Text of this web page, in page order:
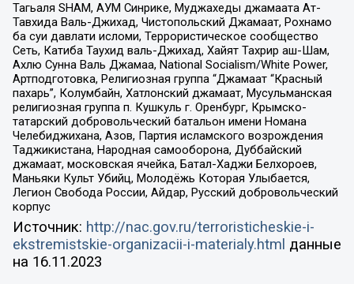
Тагьаля SHAM, АУМ Синрике, Муджахеды джамаата Ат-
Тавхида Валь-Джихад, Чистопольский Джамаат, Рохнамо
ба суи давлати исломи, Террористическое сообщество
Сеть, Катиба Таухид валь-Джихад, Хайят Тахрир аш-Шам,
Ахлю Сунна Валь Джамаа, National Socialism/White Power,
Артподготовка, Религиозная группа “Джамаат “Красный
пахарь”, Колумбайн, Хатлонский джамаат, Мусульманская
религиозная группа п. Кушкуль г. Оренбург, Крымско-
татарский добровольческий батальон имени Номана
Челебиджихана, Азов, Партия исламского возрождения
Таджикистана, Народная самооборона, Дуббайский
джамаат, московская ячейка, Батал-Хаджи Белхороев,
Маньяки Культ Убийц, Молодёжь Которая Улыбается,
Легион Свобода России, Айдар, Русский добровольческий
корпус
Источник: http://nac.gov.ru/terroristicheskie-i-
ekstremistskie-organizacii-i-materialy.html данные
на 16.11.2023